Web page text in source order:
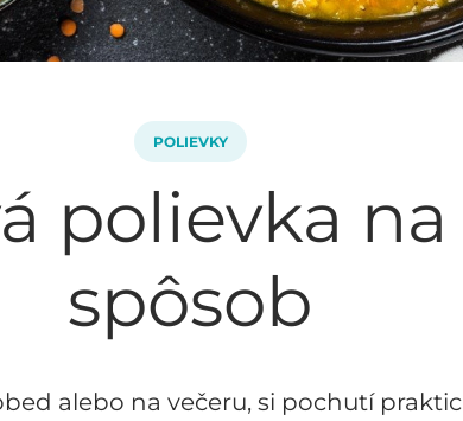
POLIEVKY
polievka
spôsob
alebo na večeru, si pochutí